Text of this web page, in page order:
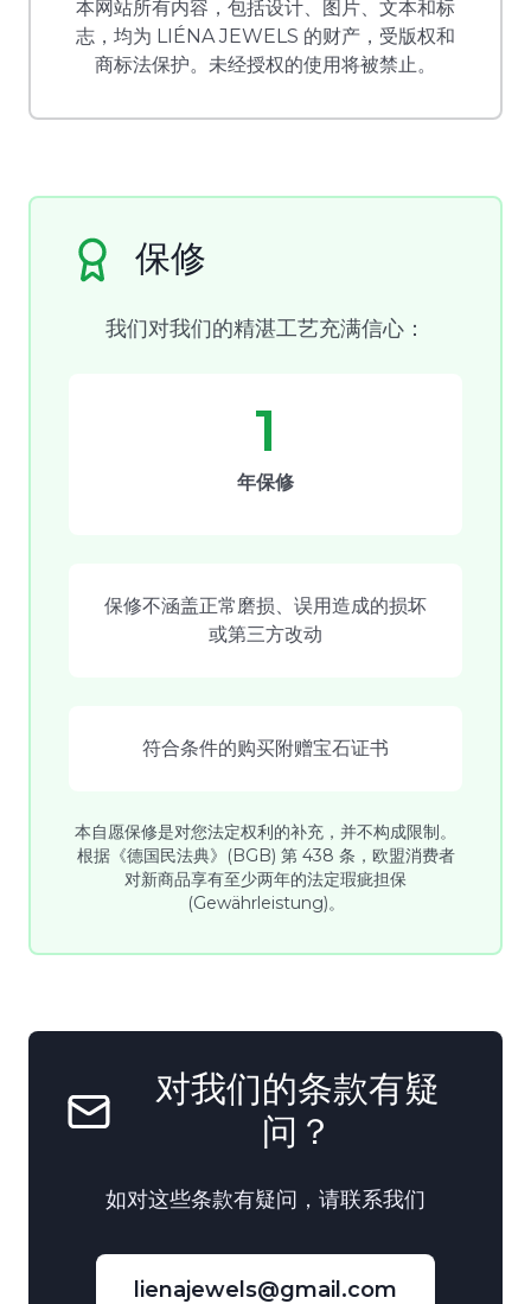
本网站所有内容，包括设计、图片、文本和标
志，均为 LIÉNA JEWELS 的财产，受版权和
商标法保护。未经授权的使用将被禁止。
保修
我们对我们的精湛工艺充满信心：
1
年保修
保修不涵盖正常磨损、误用造成的损坏
或第三方改动
符合条件的购买附赠宝石证书
本自愿保修是对您法定权利的补充，并不构成限制。
根据《德国民法典》(BGB) 第 438 条，欧盟消费者
对新商品享有至少两年的法定瑕疵担保
(Gewährleistung)。
对我们的条款有疑
问？
如对这些条款有疑问，请联系我们
lienajewels@gmail.com